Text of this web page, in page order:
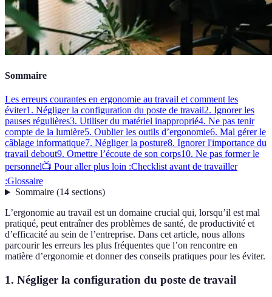
Sommaire
Les erreurs courantes en ergonomie au travail et comment les
éviter1. Négliger la configuration du poste de travail2. Ignorer les
pauses régulières3. Utiliser du matériel inapproprié4. Ne pas tenir
compte de la lumière5. Oublier les outils d’ergonomie6. Mal gérer le
câblage informatique7. Négliger la posture8. Ignorer l'importance du
travail debout9. Omettre l’écoute de son corps10. Ne pas former le
personnel📺 Pour aller plus loin :Checklist avant de travailler
:Glossaire
Sommaire(14 sections)
L’ergonomie au travail est un domaine crucial qui, lorsqu’il est mal
pratiqué, peut entraîner des problèmes de santé, de productivité et
d’efficacité au sein de l’entreprise. Dans cet article, nous allons
parcourir les erreurs les plus fréquentes que l’on rencontre en
matière d’ergonomie et donner des conseils pratiques pour les éviter.
1. Négliger la configuration du poste de travail